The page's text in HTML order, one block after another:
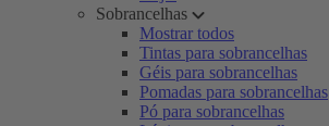
Sobrancelhas
Mostrar todos
Tintas para sobrancelhas
Géis para sobrancelhas
Pomadas para sobrancelhas
Pó para sobrancelhas